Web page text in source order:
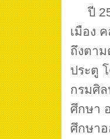
ปี
เมือง
ถึงตาม
ประตู
กรมศิล
ศึกษา
ศึกษาอ